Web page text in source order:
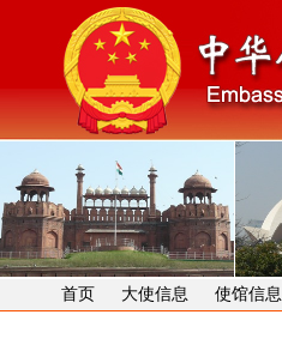
首页 大使信息 使馆信息